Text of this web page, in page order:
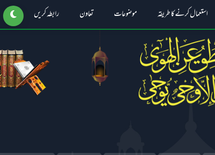
استعمال کرنے کا طریقہ موضوعات تعاون رابطہ کریں